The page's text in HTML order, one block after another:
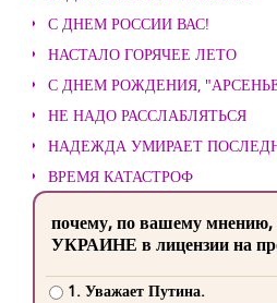
С ДНЕМ РОССИИ ВАС!
НАСТАЛО ГОРЯЧЕЕ ЛЕТО
С ДНЕМ РОЖДЕНИЯ,
НЕ НАДО РАССЛАБЛЯТЬСЯ
НАДЕЖДА УМИРАЕТ
ВРЕМЯ КАТАСТРОФ
почему, по вашему мнению,
УКРАИНЕ в лицензии на
1. Уважает Путина.